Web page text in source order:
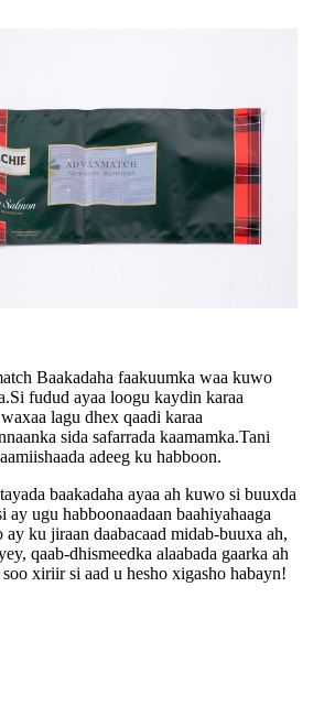
Baakadaha faakuumka waa kuwo
fudud ayaa loogu kaydin karaa
lagu dhex qaadi karaa
sida safarrada kaamamka.Tani
adeeg ku habboon.
baakadaha ayaa ah kuwo si buuxda
ay ugu habboonaadaan baahiyahaaga
ay ku jiraan daabacaad midab-buuxa ah,
qaab-dhismeedka alaabada gaarka ah
xiriir si aad u hesho xigasho habayn!